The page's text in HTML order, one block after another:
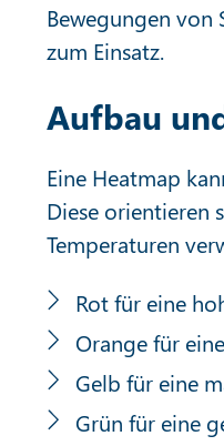
Bewegungen von
zum Einsatz.
Aufbau
Eine Heatmap
Diese orientieren
Temperaturen
Rot für eine
Orange für
Gelb für eine
Grün für eine